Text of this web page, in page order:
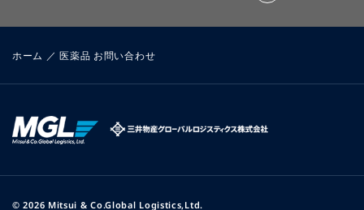
ホーム ／医薬品 お問い合わせ
© 2026 Mitsui & Co.Global Logistics,Ltd.